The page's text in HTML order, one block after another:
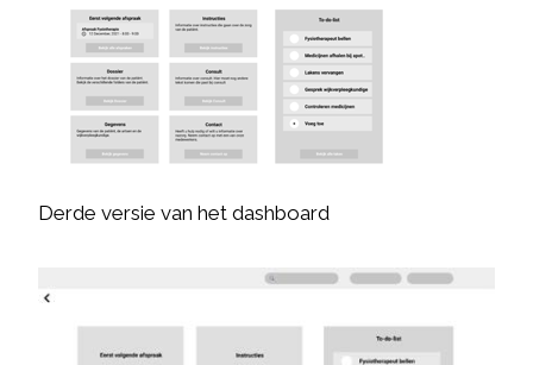
Derde versie van het dashboard